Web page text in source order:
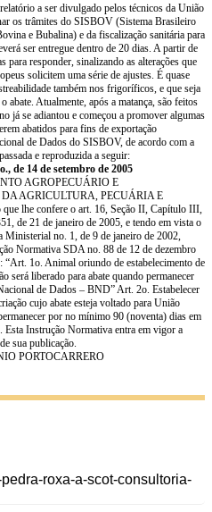
a ser divulgado pelos técnicos da União
os trâmites do SISBOV (Sistema Brasileiro
e Bubalina) e da fiscalização sanitária para
ser entregue dentro de 20 dias. A partir de
para responder, sinalizando as alterações que
solicitem uma série de ajustes. É quase
também nos frigoríficos, e que seja
Atualmente, após a matança, são feitos
já se adiantou e começou a promover algumas
abatidos para fins de exportação
de Dados do SISBOV, de acordo com a
e reproduzida a seguir:
de 14 de setembro de 2005
AGROPECUÁRIO E
AGRICULTURA, PECUÁRIA E
lhe confere o art. 16, Seção II, Capítulo III,
de 21 de janeiro de 2005, e tendo em vista o
no. 1, de 9 de janeiro de 2002,
Normativa SDA no. 88 de 12 de dezembro
“Art. 1o. Animal oriundo de estabelecimento de
será liberado para abate quando permanecer
de Dados – BND” Art. 2o. Estabelecer
cujo abate esteja voltado para União
por no mínimo 90 (noventa) dias em
Instrução Normativa entra em vigor a
sua publicação.
PORTOCARRERO